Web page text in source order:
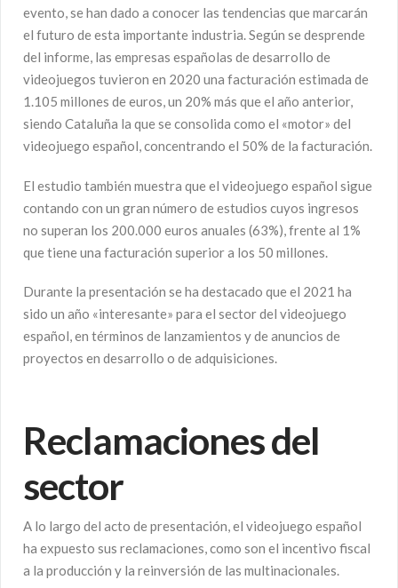
evento, se han dado a conocer las tendencias que marcarán
el futuro de esta importante industria. Según se desprende
del informe, las empresas españolas de desarrollo de
videojuegos tuvieron en 2020 una facturación estimada de
1.105 millones de euros, un 20% más que el año anterior,
siendo Cataluña la que se consolida como el «motor» del
videojuego español, concentrando el 50% de la facturación.
El estudio también muestra que el videojuego español sigue
contando con un gran número de estudios cuyos ingresos
no superan los 200.000 euros anuales (63%), frente al 1%
que tiene una facturación superior a los 50 millones.
Durante la presentación se ha destacado que el 2021 ha
sido un año «interesante» para el sector del videojuego
español, en términos de lanzamientos y de anuncios de
proyectos en desarrollo o de adquisiciones.
Reclamaciones del
sector
A lo largo del acto de presentación, el videojuego español
ha expuesto sus reclamaciones, como son el incentivo fiscal
a la producción y la reinversión de las multinacionales.